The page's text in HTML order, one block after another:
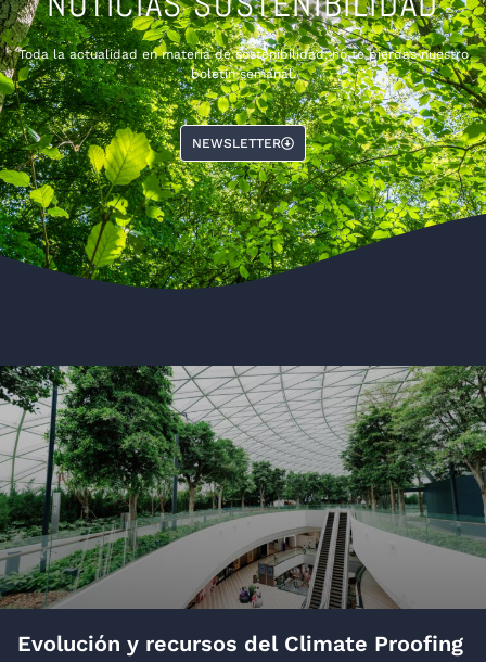
Toda la actualidad en materia de sostenibilidad, no te pierdas nuestro
boletín semanal.
NEWSLETTER
Evolución y recursos del Climate Proofing